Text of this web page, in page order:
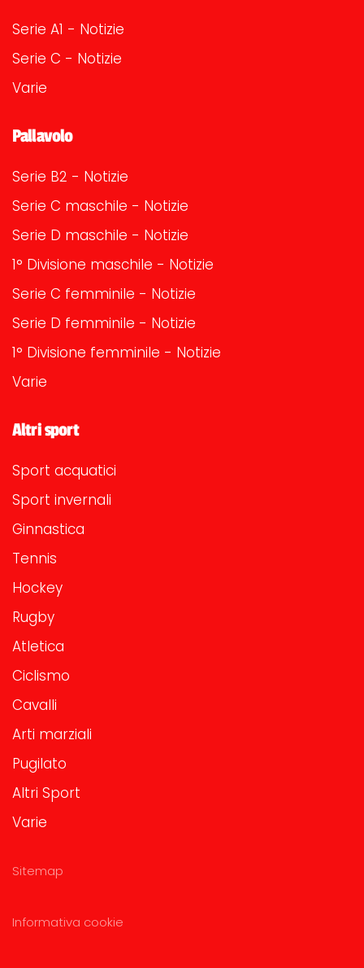
Serie A1 - Notizie
Serie C - Notizie
Varie
Pallavolo
Serie B2 - Notizie
Serie C maschile - Notizie
Serie D maschile - Notizie
1° Divisione maschile - Notizie
Serie C femminile - Notizie
Serie D femminile - Notizie
1° Divisione femminile - Notizie
Varie
Altri sport
Sport acquatici
Sport invernali
Ginnastica
Tennis
Hockey
Rugby
Atletica
Ciclismo
Cavalli
Arti marziali
Pugilato
Altri Sport
Varie
Sitemap
Informativa cookie